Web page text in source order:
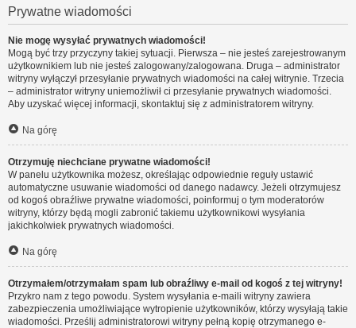
Prywatne wiadomości
Nie mogę wysyłać prywatnych wiadomości!
Mogą być trzy przyczyny takiej sytuacji. Pierwsza – nie jesteś zarejestrowanym
użytkownikiem lub nie jesteś zalogowany/zalogowana. Druga – administrator
witryny wyłączył przesyłanie prywatnych wiadomości na całej witrynie. Trzecia
– administrator witryny uniemożliwił ci przesyłanie prywatnych wiadomości.
Aby uzyskać więcej informacji, skontaktuj się z administratorem witryny.
Na górę
Otrzymuję niechciane prywatne wiadomości!
W panelu użytkownika możesz, określając odpowiednie reguły ustawić
automatyczne usuwanie wiadomości od danego nadawcy. Jeżeli otrzymujesz
od kogoś obraźliwe prywatne wiadomości, poinformuj o tym moderatorów
witryny, którzy będą mogli zabronić takiemu użytkownikowi wysyłania
jakichkolwiek prywatnych wiadomości.
Na górę
Otrzymałem/otrzymałam spam lub obraźliwy e-mail od kogoś z tej witryny!
Przykro nam z tego powodu. System wysyłania e-maili witryny zawiera
zabezpieczenia umożliwiające wytropienie użytkowników, którzy wysyłają takie
wiadomości. Prześlij administratorowi witryny pełną kopię otrzymanego e-